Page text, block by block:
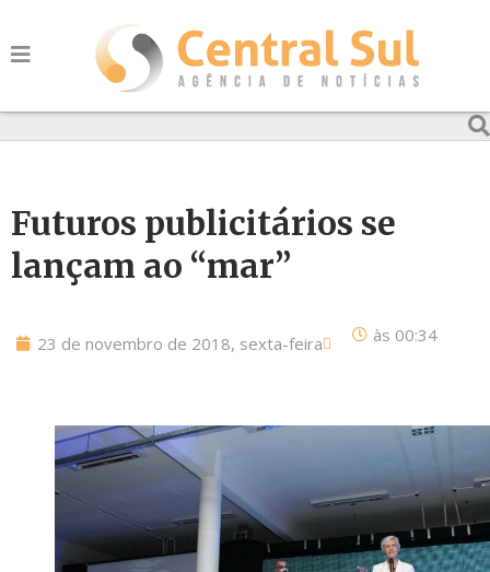
Futuros publicitários se
lançam ao “mar”
23 de novembro de 2018, sexta-feira às 00:34